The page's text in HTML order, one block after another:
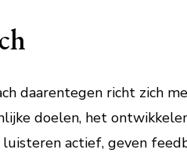
daarentegen richt zich
doelen, het
luisteren actief, geven